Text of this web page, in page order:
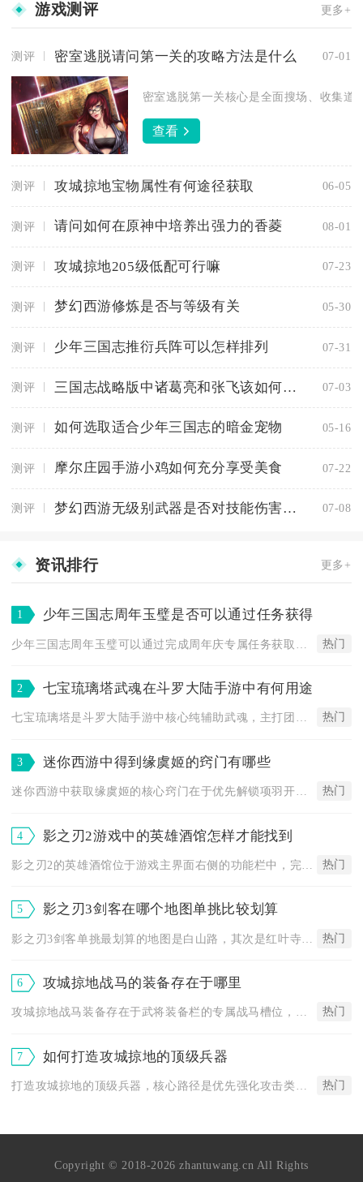
游戏测评 更多+
测评 密室逃脱请问第一关的攻略方法是什么 07-01
密室逃脱第一关核心是全面搜场、收集道
查看
测评 攻城掠地宝物属性有何途径获取 06-05
测评 请问如何在原神中培养出强力的香菱 08-01
测评 攻城掠地205级低配可行嘛 07-23
测评 梦幻西游修炼是否与等级有关 05-30
测评 少年三国志推衍兵阵可以怎样排列 07-31
测评 三国志战略版中诸葛亮和张飞该如何运筹帷幄 07-03
测评 如何选取适合少年三国志的暗金宠物 05-16
测评 摩尔庄园手游小鸡如何充分享受美食 07-22
测评 梦幻西游无级别武器是否对技能伤害有加成 07-08
资讯排行 更多+
1 少年三国志周年玉璧是否可以通过任务获得
热门
2 七宝琉璃塔武魂在斗罗大陆手游中有何用途
七宝琉璃塔是斗罗大陆手游中核心纯辅助武魂，主打团队增益、群体... 热门
3 迷你西游中得到缘虞姬的窍门有哪些
热门
4 影之刃2游戏中的英雄酒馆怎样才能找到
热门
5 影之刃3剑客在哪个地图单挑比较划算
热门
6 攻城掠地战马的装备存在于哪里
攻城掠地战马装备存在于武将装备栏的专属战马槽位，高阶战马装备... 热门
7 如何打造攻城掠地的顶级兵器
热门
Copyright © 2018-2026 zhantuwang.cn All Rights